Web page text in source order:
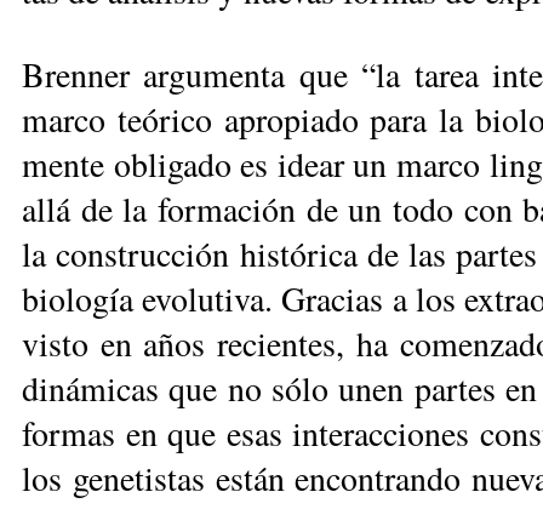
Bren­ner ar­gu­men­ta que “la ta­rea
mar­co teó­ri­co apro­pia­do pa­ra la
men­te obli­ga­do es idear un mar­co
allá de la for­ma­ción de un to­do con
la cons­truc­ción his­tó­ri­ca de las
bio­lo­gía evo­lu­ti­va. Gra­cias a los
vis­to en años re­cien­tes, ha
di­ná­mi­cas que no só­lo unen par­tes
for­mas en que esas in­te­rac­cio­nes
los ge­ne­tis­tas es­tán en­con­tran­do